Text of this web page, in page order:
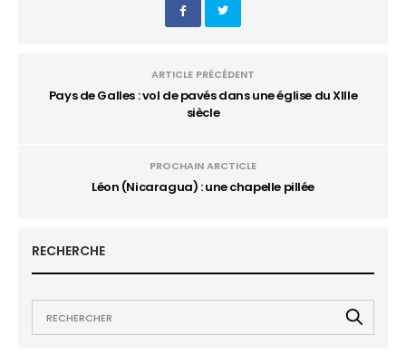
ARTICLE PRÉCÉDENT
Pays de Galles : vol de pavés dans une église du XIIIe
siècle
PROCHAIN ARCTICLE
Léon (Nicaragua) : une chapelle pillée
RECHERCHE